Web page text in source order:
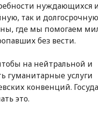
нуждающихся
так и долгосрочную
где мы помогаем
без вести.
на нейтральной и
гуманитарные услуги
конвенций.
это.